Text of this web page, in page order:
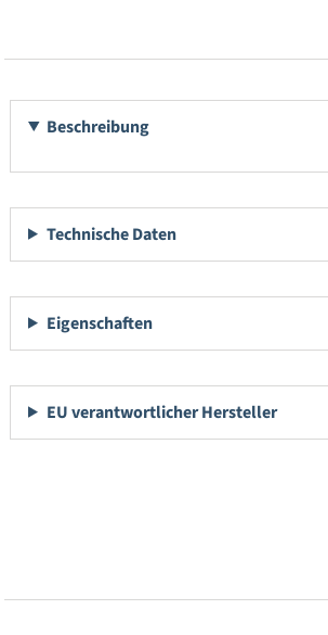
Beschreibung
Technische Daten
Eigenschaften
EU verantwortlicher Hersteller